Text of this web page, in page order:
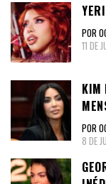
POR
11 DE
KIM
POR
8 DE